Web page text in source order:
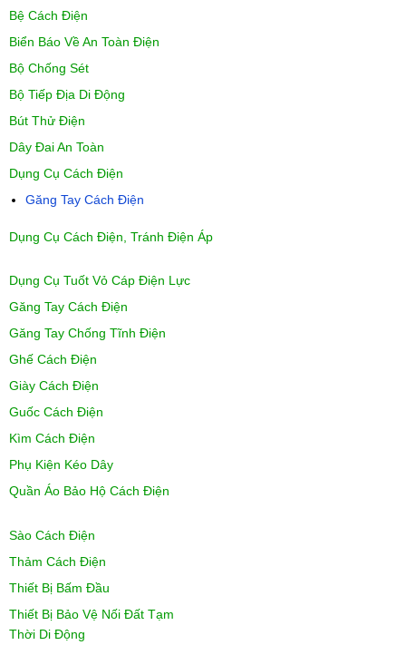
Bệ Cách Điện
Biển Báo Về An Toàn Điện
Bộ Chống Sét
Bộ Tiếp Địa Di Động
Bút Thử Điện
Dây Đai An Toàn
Dụng Cụ Cách Điện
Găng Tay Cách Điện
Dụng Cụ Cách Điện, Tránh Điện Áp
Dụng Cụ Tuốt Vỏ Cáp Điện Lực
Găng Tay Cách Điện
Găng Tay Chống Tĩnh Điện
Ghế Cách Điện
Giày Cách Điện
Guốc Cách Điện
Kìm Cách Điện
Phụ Kiện Kéo Dây
Quần Áo Bảo Hộ Cách Điện
Sào Cách Điện
Thảm Cách Điện
Thiết Bị Bấm Đầu
Thiết Bị Bảo Vệ Nối Đất Tạm
Thời Di Động